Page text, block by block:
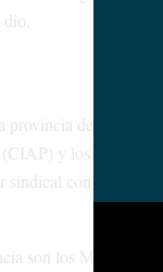
del país en
y los comités
con
son los